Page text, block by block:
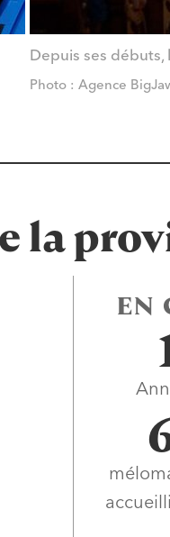
Depuis ses débuts,
Photo : Agence
la
EN